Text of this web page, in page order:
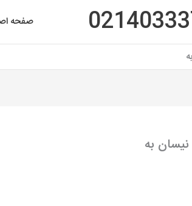
صفحه
به